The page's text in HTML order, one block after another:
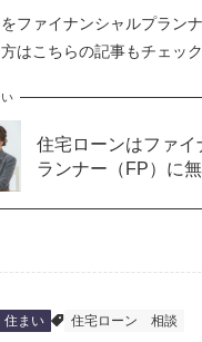
ファイナンシャルプラン
はこちらの記事もチェック
住宅ローンはファイ
ランナー（FP）に
住まい 住宅ローン 相談